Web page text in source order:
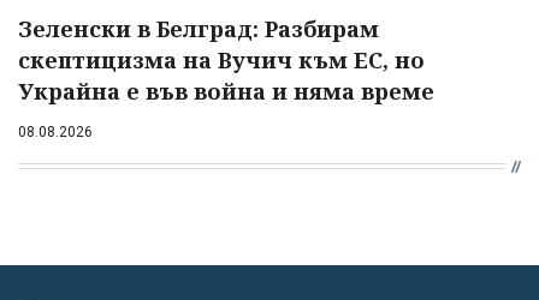
Зеленски в Белград: Разбирам
скептицизма на Вучич към ЕС, но
Украйна е във война и няма време
08.08.2026